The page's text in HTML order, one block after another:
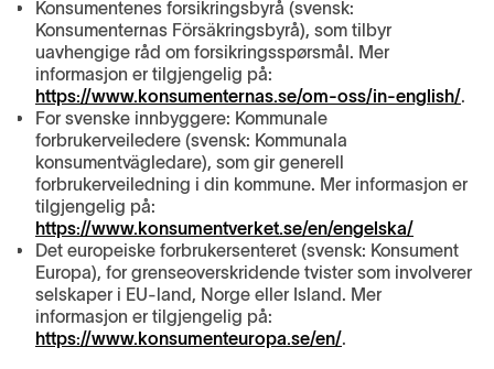
Konsumentenes forsikringsbyrå (svensk:
Konsumenternas Försäkringsbyrå), som tilbyr
uavhengige råd om forsikringsspørsmål. Mer
informasjon er tilgjengelig på:
https://www.konsumenternas.se/om-oss/in-english/.
For svenske innbyggere: Kommunale
forbrukerveiledere (svensk: Kommunala
konsumentvägledare), som gir generell
forbrukerveiledning i din kommune. Mer informasjon er
tilgjengelig på:
https://www.konsumentverket.se/en/engelska/
Det europeiske forbrukersenteret (svensk: Konsument
Europa), for grenseoverskridende tvister som involverer
selskaper i EU-land, Norge eller Island. Mer
informasjon er tilgjengelig på:
https://www.konsumenteuropa.se/en/.